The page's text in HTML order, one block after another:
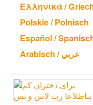
Ελληνικά /
Polskie / Polnisch
Español /
Arabisch / عربي